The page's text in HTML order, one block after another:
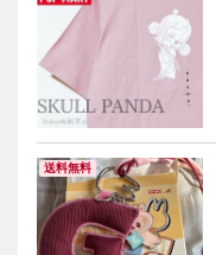
送料無料